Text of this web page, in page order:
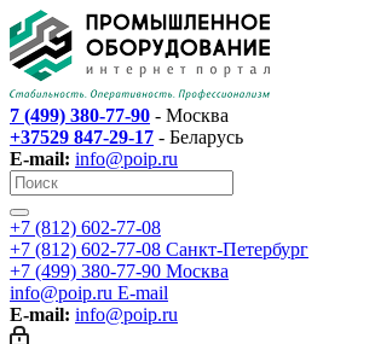
7 (499) 380-77-90 - Москва
+37529 847-29-17 - Беларусь
E-mail: info@poip.ru
+7 (812) 602-77-08
+7 (812) 602-77-08 Санкт-Петербург
+7 (499) 380-77-90 Москва
info@poip.ru E-mail
E-mail: info@poip.ru